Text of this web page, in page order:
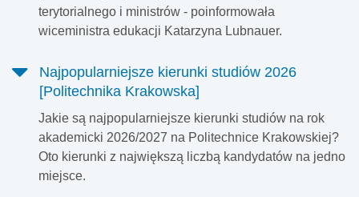
terytorialnego i ministrów - poinformowała
wiceministra edukacji Katarzyna Lubnauer.
Najpopularniejsze kierunki studiów 2026
[Politechnika Krakowska]
Jakie są najpopularniejsze kierunki studiów na rok
akademicki 2026/2027 na Politechnice Krakowskiej?
Oto kierunki z największą liczbą kandydatów na jedno
miejsce.